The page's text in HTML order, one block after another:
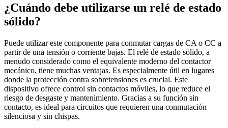
¿Cuándo debe utilizarse un relé de estado
sólido?
Puede utilizar este componente para conmutar cargas de CA o CC a
partir de una tensión o corriente bajas. El relé de estado sólido, a
menudo considerado como el equivalente moderno del contactor
mecánico, tiene muchas ventajas. Es especialmente útil en lugares
donde la protección contra sobretensiones es crucial. Este
dispositivo ofrece control sin contactos móviles, lo que reduce el
riesgo de desgaste y mantenimiento. Gracias a su función sin
contacto, es ideal para circuitos que requieren una conmutación
silenciosa y sin chispas.